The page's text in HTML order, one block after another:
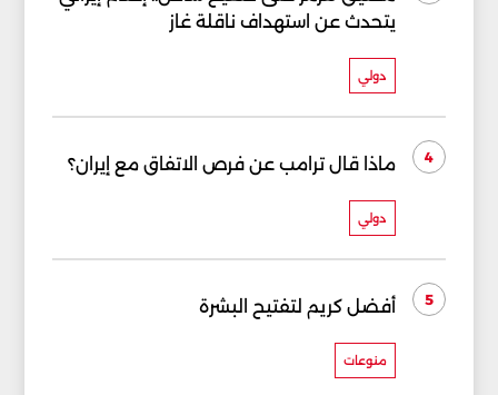
يتحدث عن استهداف ناقلة غاز
دولي
4 ماذا قال ترامب عن فرص الاتفاق مع إيران؟
دولي
5 أفضل كريم لتفتيح البشرة
منوعات